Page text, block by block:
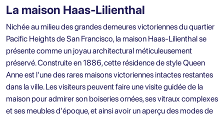
La maison Haas-Lilienthal
Nichée au milieu des grandes demeures victoriennes du quartier
Pacific Heights de San Francisco, la maison Haas-Lilienthal se
présente comme un joyau architectural méticuleusement
préservé. Construite en 1886, cette résidence de style Queen
Anne est l'une des rares maisons victoriennes intactes restantes
dans la ville. Les visiteurs peuvent faire une visite guidée de la
maison pour admirer son boiseries ornées, ses vitraux complexes
et ses meubles d'époque, et ainsi avoir un aperçu des modes de